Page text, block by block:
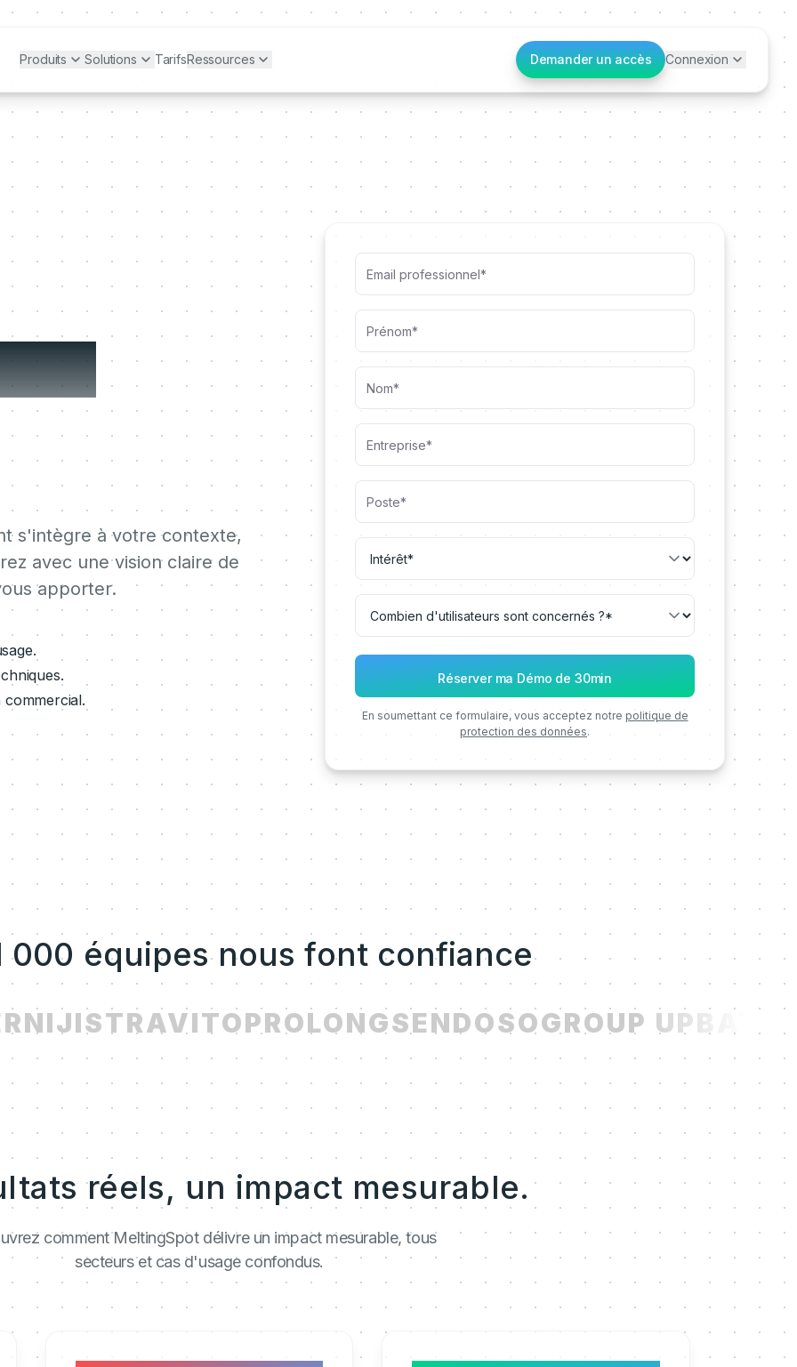
Produits Solutions TarifsRessources Demander un accès Connexion
s'intègre à votre contexte,
avec une vision claire de
apporter.
En soumettant ce formulaire, vous acceptez notre politique de
protection des données.
000 équipes nous font confiance
NIJISTRAVITOPROLONGSENDOSOGROUP UPBATCH
réels, un impact mesurable.
comment MeltingSpot délivre un impact mesurable, tous
secteurs et cas d'usage confondus.